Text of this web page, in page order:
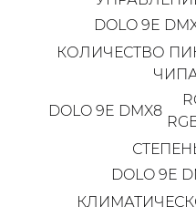
DOLO 9E
КОЛИЧЕСТВО
DOLO 9E DMX8
DOLO 9E